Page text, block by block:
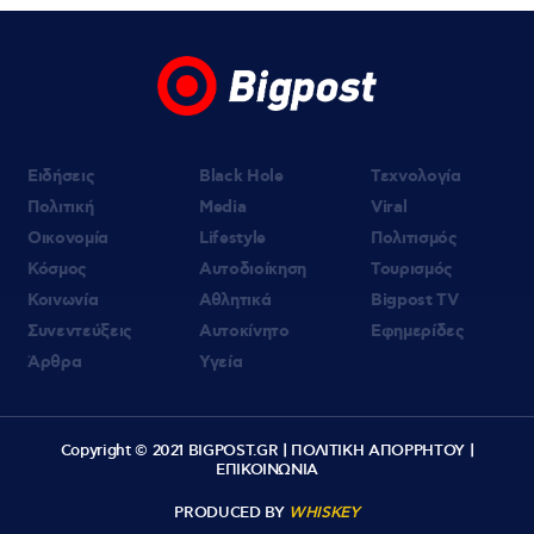
Ειδήσεις
Πολιτική
Οικονομία
Κόσμος
Κοινωνία
Συνεντεύξεις
Άρθρα
Black Hole
Media
Lifestyle
Αυτοδιοίκηση
Αθλητικά
Αυτοκίνητο
Υγεία
Τεχνολογία
Viral
Πολιτισμός
Τουρισμός
Bigpost TV
Εφημερίδες
Copyright © 2021 BIGPOST.GR | ΠΟΛΙΤΙΚΗ ΑΠΟΡΡΗΤΟΥ|
ΕΠΙΚΟΙΝΩΝΙΑ
PRODUCED BY WHISKEY